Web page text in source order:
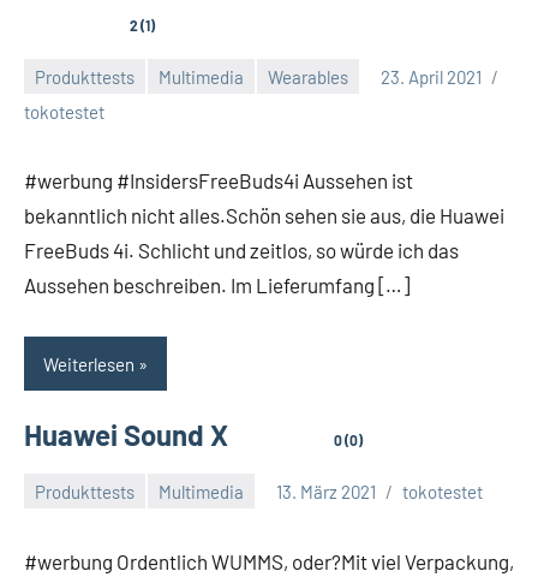
2 (1)
Produkttests Multimedia Wearables
23. April 2021
tokotestet
#werbung #InsidersFreeBuds4i Aussehen ist
bekanntlich nicht alles.Schön sehen sie aus, die Huawei
FreeBuds 4i. Schlicht und zeitlos, so würde ich das
Aussehen beschreiben. Im Lieferumfang […]
Weiterlesen
Huawei Sound X 0 (0)
Produkttests Multimedia 13. März 2021 tokotestet
#werbung Ordentlich WUMMS, oder?Mit viel Verpackung,